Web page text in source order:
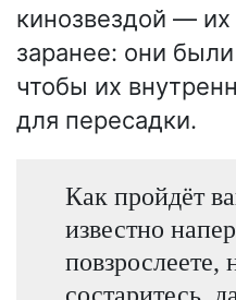
кинозвездой — их
заранее: они
чтобы их
для пересадки.
Как пройдёт
известно
повзрослеете,
состаритесь,